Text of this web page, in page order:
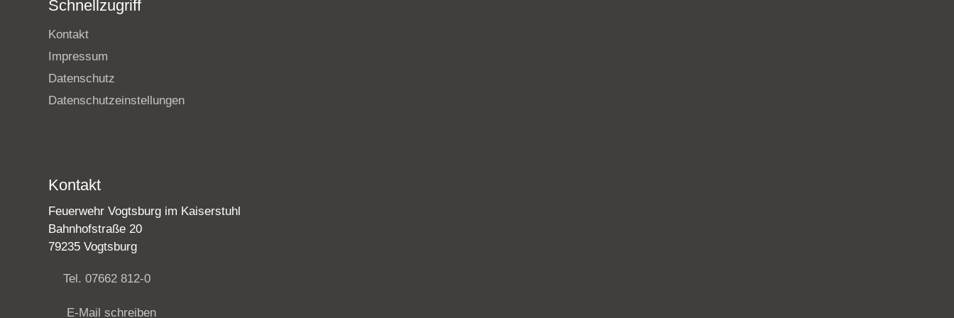
Schnellzugriff
Kontakt
Impressum
Datenschutz
Datenschutzeinstellungen
Kontakt
Feuerwehr Vogtsburg im Kaiserstuhl
Bahnhofstraße 20
79235 Vogtsburg
Tel. 07662 812-0
E-Mail schreiben